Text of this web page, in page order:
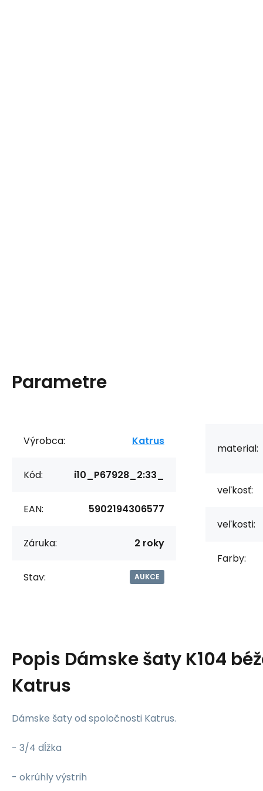
Parametre
Výrobca: Katrus
Kód: i10_P67928_2:33_
EAN: 5902194306577
Záruka: 2 roky
Stav: AUKCE
material:
veľkosť:
veľkosti:
Farby:
Popis Dámske šaty K104
Katrus
Dámske šaty od spoločnosti Katrus.
- 3/4 dĺžka
- okrúhly výstrih